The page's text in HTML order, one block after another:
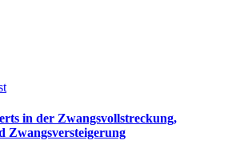
in der Zwangsvollstreckung,
Zwangsversteigerung